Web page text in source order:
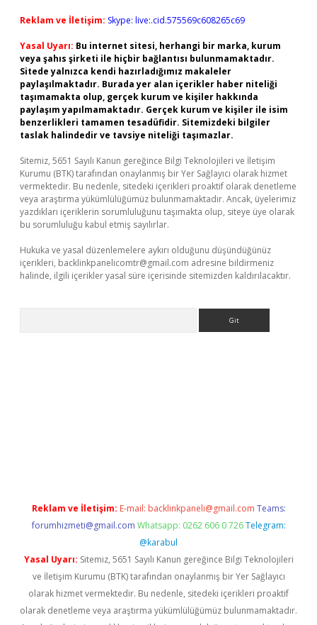
Reklam ve İletişim: Skype: live:.cid.575569c608265c69
Yasal Uyarı: Bu internet sitesi, herhangi bir marka, kurum
veya şahıs şirketi ile hiçbir bağlantısı bulunmamaktadır.
Sitede yalnızca kendi hazırladığımız makaleler
paylaşılmaktadır. Burada yer alan içerikler haber niteliği
taşımamakta olup, gerçek kurum ve kişiler hakkında
paylaşım yapılmamaktadır. Gerçek kurum ve kişiler ile isim
benzerlikleri tamamen tesadüfidir. Sitemizdeki bilgiler
taslak halindedir ve tavsiye niteliği taşımazlar.
Sitemiz, 5651 Sayılı Kanun gereğince Bilgi Teknolojileri ve İletişim
Kurumu (BTK) tarafından onaylanmış bir Yer Sağlayıcı olarak hizmet
vermektedir. Bu nedenle, sitedeki içerikleri proaktif olarak denetleme
veya araştırma yükümlülüğümüz bulunmamaktadır. Ancak, üyelerimiz
yazdıkları içeriklerin sorumluluğunu taşımakta olup, siteye üye olarak
bu sorumluluğu kabul etmiş sayılırlar.
Hukuka ve yasal düzenlemelere aykırı olduğunu düşündüğünüz
içerikleri, backlinkpanelicomtr@gmail.com adresine bildirmeniz
halinde, ilgili içerikler yasal süre içerisinde sitemizden kaldırılacaktır.
Reklam ve İletişim: E-mail: backlinkpaneli@gmail.com Teams:
forumhizmeti@gmail.com Whatsapp: 0262 606 0 726 Telegram:
@karabul
Yasal Uyarı: Sitemiz, 5651 Sayılı Kanun gereğince Bilgi Teknolojileri
ve İletişim Kurumu (BTK) tarafından onaylanmış bir Yer Sağlayıcı
olarak hizmet vermektedir. Bu nedenle, sitedeki içerikleri proaktif
olarak denetleme veya araştırma yükümlülüğümüz bulunmamaktadır.